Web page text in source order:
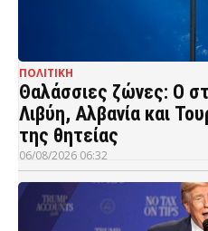
ΠΟΛΙΤΙΚΗ
Θαλάσσιες ζώνες: Ο
Λιβύη, Αλβανία και
της θητείας
06/08/2026 06:32